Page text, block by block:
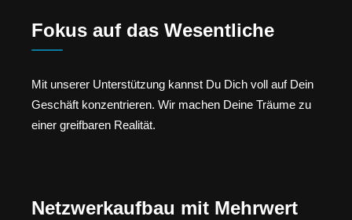
Fokus auf das Wesentliche
Mit unserer Unterstützung kannst Du Dich voll auf Dein
Geschäft konzentrieren. Wir machen Deine Träume zu
einer greifbaren Realität.
Netzwerkaufbau mit Mehrwert